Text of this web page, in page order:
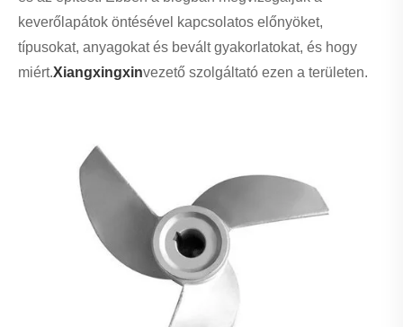
keverőlapátok öntésével kapcsolatos előnyöket,
típusokat, anyagokat és bevált gyakorlatokat, és hogy
miért.Xiangxingxinvezető szolgáltató ezen a területen.